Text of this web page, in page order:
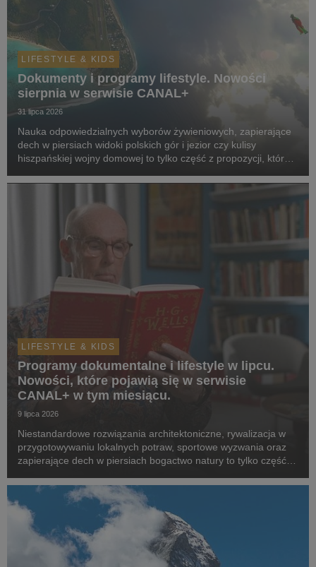
LIFESTYLE & KIDS
Dokumenty i programy lifestyle. Nowości
sierpnia w serwisie CANAL+
31 lipca 2026
Nauka odpowiedzialnych wyborów żywieniowych, zapierające
dech w piersiach widoki polskich gór i jezior czy kulisy
hiszpańskiej wojny domowej to tylko część z propozycji, które
LIFESTYLE & KIDS
Programy dokumentalne i lifestyle w lipcu.
Nowości, które pojawią się w serwisie
CANAL+ w tym miesiącu.
9 lipca 2026
Niestandardowe rozwiązania architektoniczne, rywalizacja w
przygotowywaniu lokalnych potraw, sportowe wyzwania oraz
zapierające dech w piersiach bogactwo natury to tylko część z
w serwisie w lipcu.